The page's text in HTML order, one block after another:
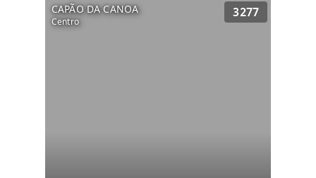
CAPÃO DA CANOA
Centro
3277